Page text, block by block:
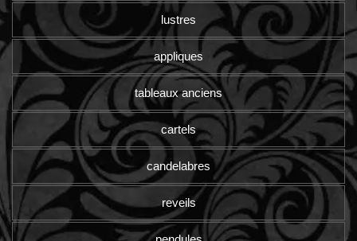
lustres
appliques
tableaux anciens
cartels
candelabres
reveils